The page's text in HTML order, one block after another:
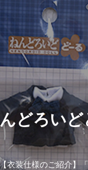
どろい
衣装仕様のご紹介】